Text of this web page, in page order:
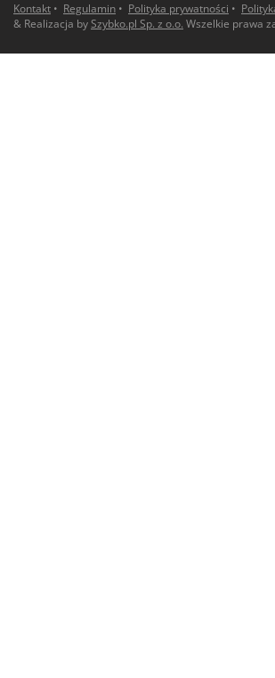
Kontakt • Regulamin • Polityka prywatności •
& Realizacja bySzybko.pl Sp. z o.o. Wszelkie prawa